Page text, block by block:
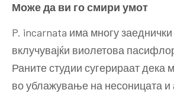
Може да ви го смири умот
P. incarnata има многу
вклучувајќи виолетова
Раните студии сугерираат дека
во ублажување на несоницата и